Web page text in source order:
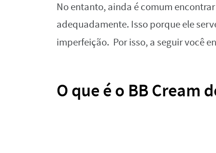
No entanto, ainda é comum
adequadamente. Isso porque ele
imperfeição. Por isso, a seguir você
O que é o BB Cream